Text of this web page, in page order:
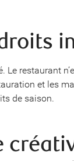
Le restaurant
et les
de saison.